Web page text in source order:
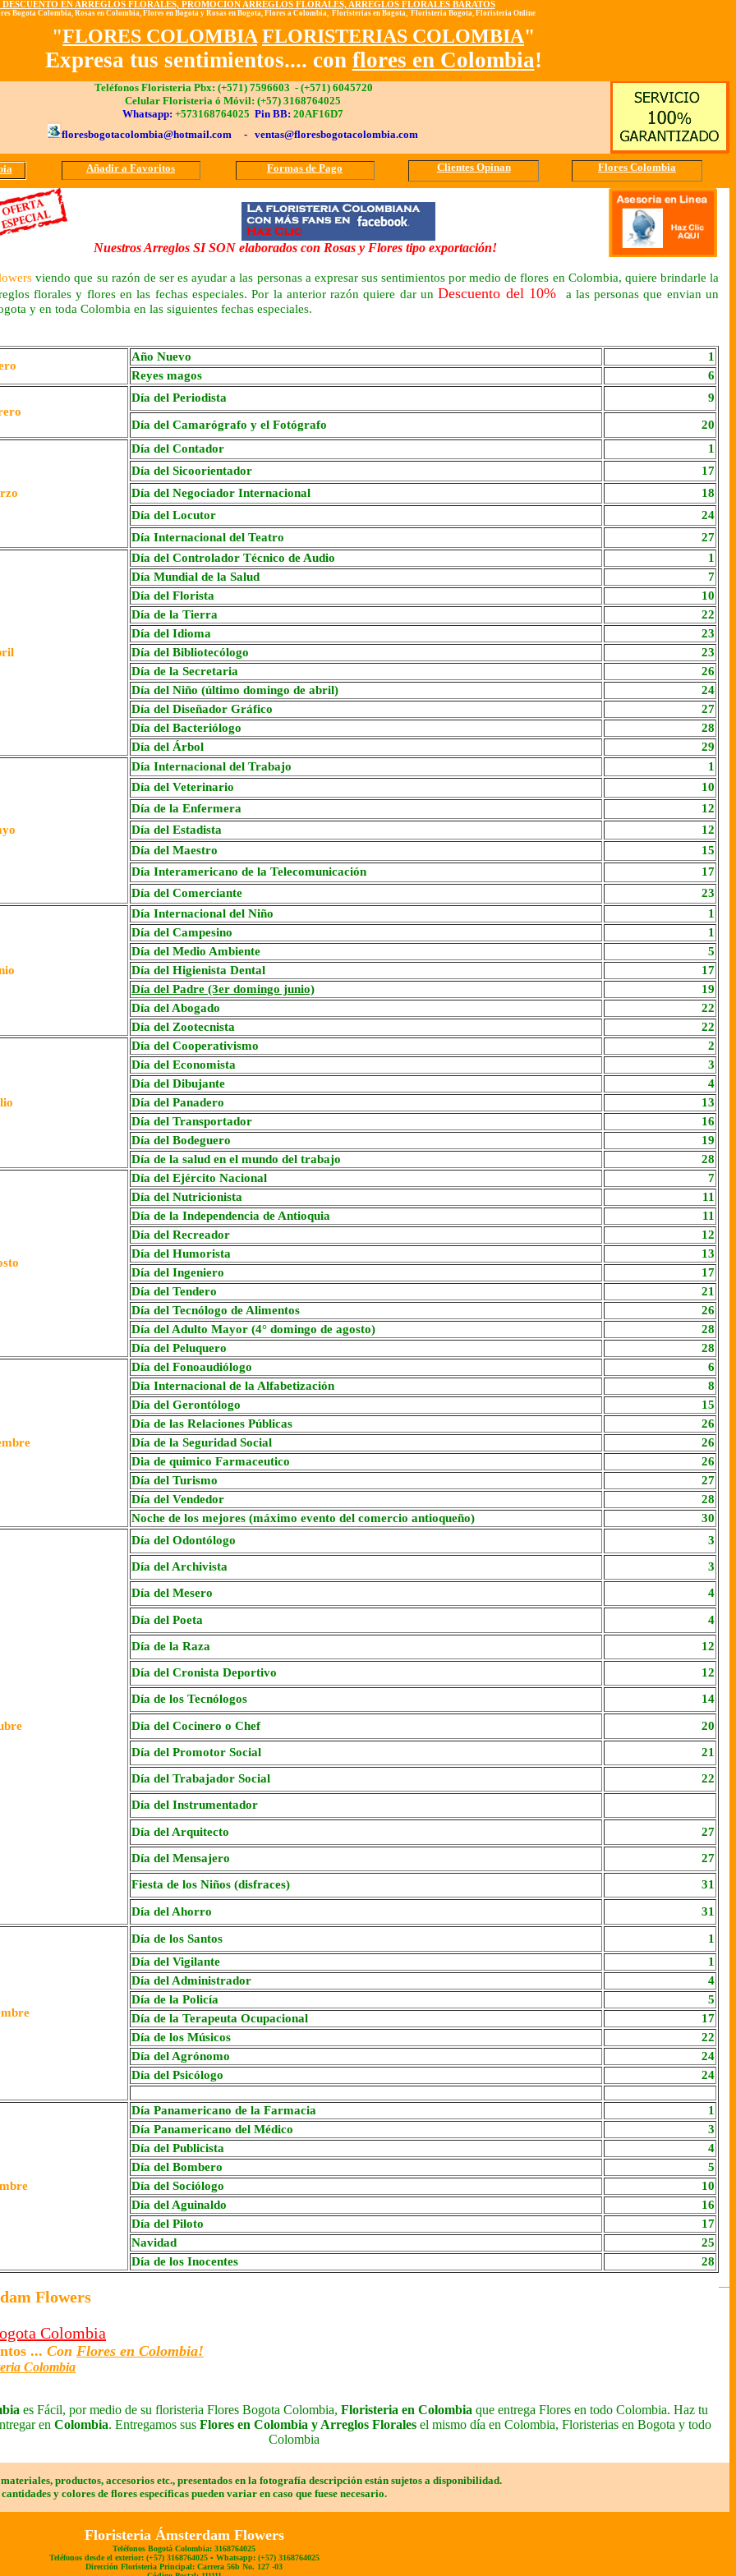
EN ARREGLOS FLORALES, PROMOCION ARREGLOS FLORALES, ARREGLOS FLORALES BARATOS
Bogota Colombia, Rosas en Colombia, Flores en Bogota y Rosas en Bogota, Flores a Colombia, Floristerias en Bogota, Floristeria Bogota, Floristeria Online
"FLORES COLOMBIA FLORISTERIAS COLOMBIA"
Expresa tus sentimientos.... con flores en Colombia!
Teléfonos Floristeria Pbx: (+571) 7596603 - (+571) 6045720
Celular Floristeria ó Móvil: (+57) 3168764025
Whatsapp: +573168764025 Pin BB: 20AF16D7
floresbogotacolombia@hotmail.com - ventas@floresbogotacolombia.com
Añadir a Favoritos Formas de Pago Clientes Opinan Flores Colombia
Nuestros Arreglos SI SON elaborados con Rosas y Flores tipo exportación!
viendo que su razón de ser es ayudar a las personas a expresar sus sentimientos por medio de flores en Colombia, quiere brindarle la
florales y flores en las fechas especiales. Por la anterior razón quiere dar un Descuento del 10%
a las personas que envian un
y en toda Colombia en las siguientes fechas especiales.
Año Nuevo
1
Reyes magos
6
Día del Periodista 9
Día del Camarógrafo y el Fotógrafo 20
Día del Contador
1
Día del Sicoorientador
17
Día del Negociador Internacional
18
Día del Locutor
24
Día Internacional del Teatro
27
Día del Controlador Técnico de Audio
1
Día Mundial de la Salud
7
Día del Florista
10
Día de la Tierra
22
Día del Idioma
23
Día del Bibliotecólogo
23
Día de la Secretaria
26
Día del Niño (último domingo de abril)
24
Día del Diseñador Gráfico
27
Día del Bacteriólogo
28
Día del Árbol
29
Día Internacional del Trabajo
1
Día del Veterinario
10
Día de la Enfermera
12
Día del Estadista
12
Día del Maestro
15
Día Interamericano de la Telecomunicación
17
Día del Comerciante
23
Día Internacional del Niño
1
Día del Campesino
1
Día del Medio Ambiente
5
Día del Higienista Dental
17
Día del Padre (3er domingo junio)
19
Día del Abogado
22
Día del Zootecnista
22
Día del Cooperativismo
2
Día del Economista
3
Día del Dibujante
4
Día del Panadero
13
Día del Transportador
16
Día del Bodeguero
19
Día de la salud en el mundo del trabajo
28
Día del Ejército Nacional
7
Día del Nutricionista
11
Día de la Independencia de Antioquia
11
Día del Recreador
12
Día del Humorista
13
Día del Ingeniero
17
Día del Tendero
21
Día del Tecnólogo de Alimentos
26
Día del Adulto Mayor (4° domingo de agosto)
28
Día del Peluquero
28
Día del Fonoaudiólogo
6
Día Internacional de la Alfabetización
8
Día del Gerontólogo
15
Día de las Relaciones Públicas
26
Día de la Seguridad Social
26
Dia de quimico Farmaceutico
26
Día del Turismo
27
Día del Vendedor
28
Noche de los mejores (máximo evento del comercio antioqueño)
30
Día del Odontólogo
3
Día del Archivista
3
Día del Mesero
4
Día del Poeta
4
Día de la Raza
12
Día del Cronista Deportivo
12
Día de los Tecnólogos
14
Día del Cocinero o Chef
20
Día del Promotor Social
21
Día del Trabajador Social
22
Día del Instrumentador
Día del Arquitecto
27
Día del Mensajero
27
Fiesta de los Niños (disfraces)
31
Día del Ahorro 31
Día de los Santos
1
Día del Vigilante
1
Día del Administrador
4
Día de la Policía
5
Día de la Terapeuta Ocupacional
17
Día de los Músicos
22
Día del Agrónomo
24
Día del Psicólogo
24
Día Panamericano de la Farmacia
1
Día Panamericano del Médico
3
Día del Publicista
4
Día del Bombero
5
Día del Sociólogo
10
Día del Aguinaldo
16
Día del Piloto
17
Navidad
25
Día de los Inocentes
28
Flowers
Colombia
... Con Flores en Colombia!
Colombia
es Fácil, por medio de su floristeria Flores Bogota Colombia, Floristeria en Colombia que entrega Flores en todo Colombia. Haz tu
en Colombia. Entregamos sus Flores en Colombia y Arreglos Florales el mismo día en Colombia, Floristerias en Bogota y todo
Colombia
productos, accesorios etc., presentados en la fotografía descripción están sujetos a disponibilidad.
y colores de flores específicas pueden variar en caso que fuese necesario.
FloristeriaÁmsterdam Flowers
Teléfonos Bogotá Colombia: 3168764025
Teléfonos desde el exterior: (+57) 3168764025 ▪ Whatsapp: (+57) 3168764025
Dirección Floristeria Principal: Carrera 56b No. 127 -03